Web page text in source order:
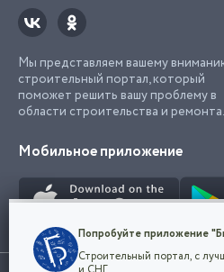
Мы представляем вашему
строительный портал, который
поможет решить вашу проблему в
области строительства и ремонта.
Мобильное приложение
Использование сайта, в том числе
Конфиденциальность
Мы используем файлы cookie,
наш сайт удобным для каждого
Попробуйте приложение
Строительный портал, с